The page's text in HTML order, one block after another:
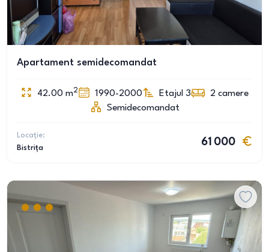
Apartament semidecomandat
42.00 m2 1990-2000 Etajul 3 2 camere
Semidecomandat
Locație:
Bistrița
61 000